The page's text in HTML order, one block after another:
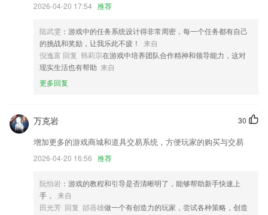
新增绿色生活视频。
联系我们
以上就是创世红海下载app的介绍，如果您喜欢这款软件，您可以到应用
商店进行打分评论，说出您的使用经历，以帮助我们更好的对产品进行优
化修改。
2026-04-20 17:54 推荐
陆武雯 ：游戏中的任务系统设计得非常周密，每一个任务都有自己
的挑战和奖励，让我乐此不疲！
来自
倪逸富 回复 韩莉宗在游戏中培养团队合作精神和领导能力，这对
现实生活也有帮助 来自
更多回复
30
万克岩
增加更多的游戏商城和道具交易系统，方便玩家的购买与交易
2026-04-20 16:56 推荐
阮怡岩 ：游戏的教程和引导是否清晰明了，能够帮助新手快速上
手，
来自
田光芳 回复 邰蓓雄做一个有创造力的玩家，尝试各种策略，创造